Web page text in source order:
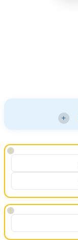
+
!
!